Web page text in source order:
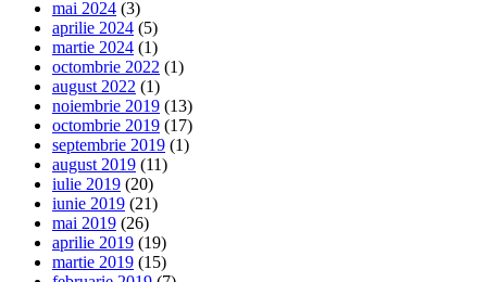
mai 2024 (3)
aprilie 2024 (5)
martie 2024 (1)
octombrie 2022 (1)
august 2022 (1)
noiembrie 2019 (13)
octombrie 2019 (17)
septembrie 2019 (1)
august 2019 (11)
iulie 2019 (20)
iunie 2019 (21)
mai 2019 (26)
aprilie 2019 (19)
martie 2019 (15)